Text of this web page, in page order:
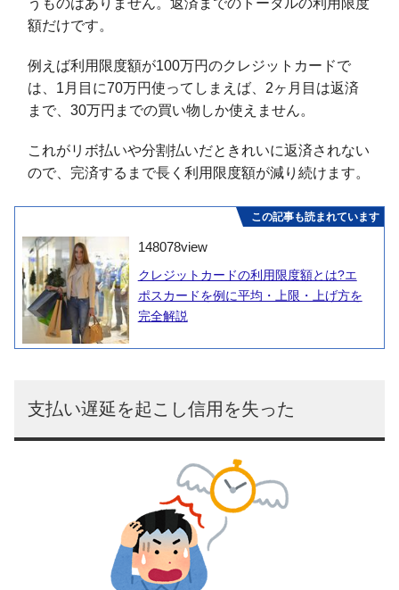
額だけです。
例えば利用限度額が100万円のクレジットカードで
は、1月目に70万円使ってしまえば、2ヶ月目は返済
まで、30万円までの買い物しか使えません。
これがリボ払いや分割払いだときれいに返済されない
ので、完済するまで長く利用限度額が減り続けます。
この記事も読まれています
148078view
クレジットカードの利用限度額とは?エ
ポスカードを例に平均・上限・上げ方を
完全解説
支払い遅延を起こし信用を失った